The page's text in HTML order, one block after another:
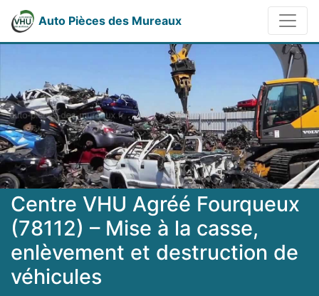
Auto Pièces des Mureaux
Centre VHU Agréé Fourqueux
(78112) – Mise à la casse,
enlèvement et destruction de
véhicules